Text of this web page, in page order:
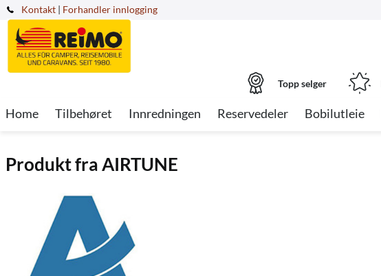
Kontakt | Forhandler innlogging
Topp selger
Home Tilbehøret Innredningen Reservedeler Bobilutleie
Produkt fra AIRTUNE